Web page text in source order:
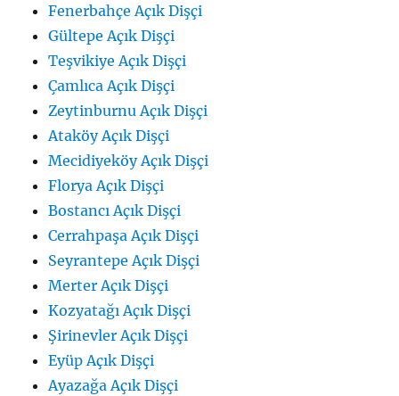
Fenerbahçe Açık Dişçi
Gültepe Açık Dişçi
Teşvikiye Açık Dişçi
Çamlıca Açık Dişçi
Zeytinburnu Açık Dişçi
Ataköy Açık Dişçi
Mecidiyeköy Açık Dişçi
Florya Açık Dişçi
Bostancı Açık Dişçi
Cerrahpaşa Açık Dişçi
Seyrantepe Açık Dişçi
Merter Açık Dişçi
Kozyatağı Açık Dişçi
Şirinevler Açık Dişçi
Eyüp Açık Dişçi
Ayazağa Açık Dişçi